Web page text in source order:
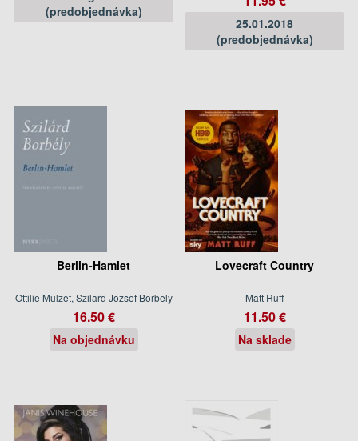
(predobjednávka)
25.01.2018
(predobjednávka)
Berlin-Hamlet
Ottilie Mulzet, Szilard Jozsef Borbely
16.50 €
Na objednávku
Lovecraft Country
Matt Ruff
11.50 €
Na sklade